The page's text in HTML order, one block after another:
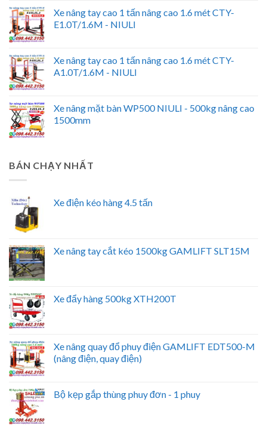
Xe nâng tay cao 1 tấn nâng cao 1.6 mét CTY-
E1.0T/1.6M - NIULI
Xe nâng tay cao 1 tấn nâng cao 1.6 mét CTY-
A1.0T/1.6M - NIULI
Xe nâng mặt bàn WP500 NIULI - 500kg nâng cao
1500mm
BÁN CHẠY NHẤT
Xe điện kéo hàng 4.5 tấn
Xe nâng tay cắt kéo 1500kg GAMLIFT SLT15M
Xe đẩy hàng 500kg XTH200T
Xe nâng quay đổ phuy điện GAMLIFT EDT500-M
(nâng điện, quay điện)
Bộ kẹp gắp thùng phuy đơn - 1 phuy